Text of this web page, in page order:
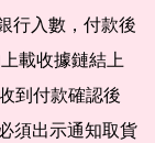
行入數，付款後
載收據鏈結上
到付款確認後
須出示通知取貨